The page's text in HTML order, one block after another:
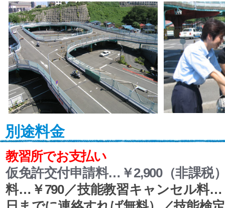
別途料金
教習所でお支払い
仮免許交付申請料…￥2,900（非課税
料…￥790／技能教習キャンセル料…